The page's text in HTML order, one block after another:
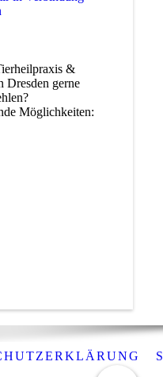
&
Dresden gerne
Möglichkeiten: